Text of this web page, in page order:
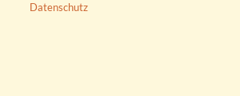
Datenschutz